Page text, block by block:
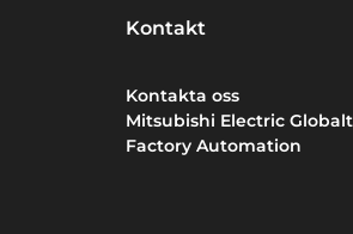
Kontakt
Kontakta oss
Mitsubishi Electric Globalt
Factory Automation